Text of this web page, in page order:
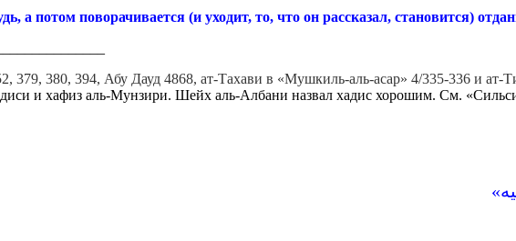
а потом поворачивается (и уходит, то, что он рассказал, становится)
379, 380, 394, Абу Дауд 4868, ат-Тахави в «Мушкиль-аль-асар» 4/335-336 и
и хафиз аль-Мунзири. Шейх аль-Албани назвал хадис хорошим. См.